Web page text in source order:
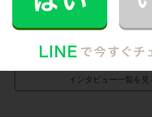
E.O.さん
30代 共働き 育児休暇中
いつもお家がキレイなママ友がCaSyを使っ
いたんです！
インタビュー一覧を見